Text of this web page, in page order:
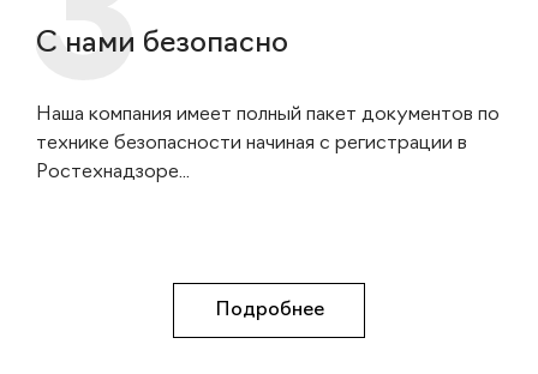
С нами безопасно
Наша компания имеет полный пакет документов по
технике безопасности начиная с регистрации в
Ростехнадзоре...
Подробнее